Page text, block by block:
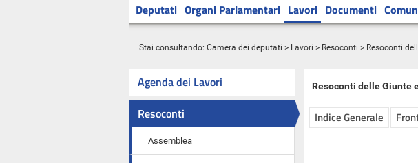
Deputati Organi Parlamentari Lavori Documenti
Stai consultando: Camera dei deputati > Lavori > Resoconti > Resoconti
Agenda dei Lavori
Resoconti
Assemblea
Resoconti delle Giunte
Indice Generale